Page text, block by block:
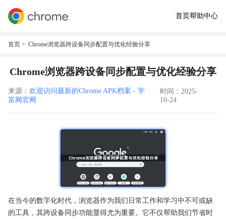
首页帮助中心
首页 > Chrome浏览器跨设备同步配置与优化经验分享
Chrome浏览器跨设备同步配置与优化经验分享
来源： 欢迎访问最新的Chrome APK档案 - 学
富网官网
时间：2025-
10-24
在当今的数字化时代，浏览器作为我们日常工作和学习中不可或缺
的工具，其跨设备同步功能显得尤为重要。它不仅帮助我们节省时